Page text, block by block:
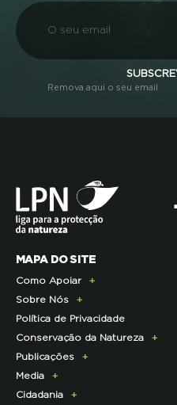
Remova aqui o seu email
MAPA DO SITE
Como Apoiar
Doe Hoje
Consignação do IRS
Torne-se Associado
Pagamento Quotas
Parcerias Exclusivas aos
Parcerias de Apoio à LPN
Sobre Nós
Apresentação
História
Institucional
Membros da Direção Nacional
Corpo Técnico
Política de Privacidade
Conservação da Natureza
Programa Lince
Programa Castro Verde
Programa Florestas
Publicações
E-News
Centro de Documentação
Media
Comunicado de imprensa
Cidadania